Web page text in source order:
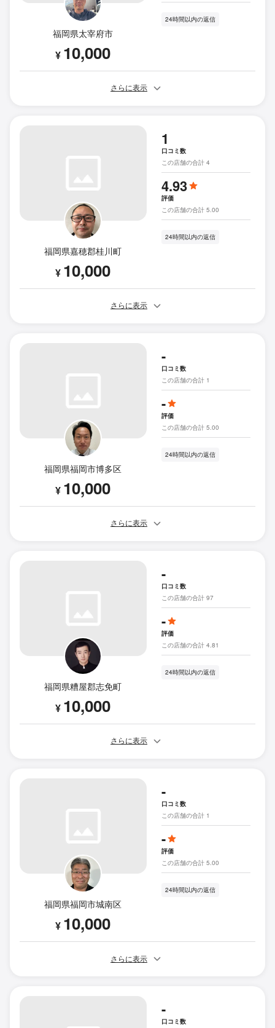
福岡県太宰府市
¥ 10,000
24時間以内の返信
さらに表示
福岡県嘉穂郡桂川町
¥ 10,000
1
口コミ数
この店舗の合計 4
4.93
評価
この店舗の合計 5.00
24時間以内の返信
さらに表示
福岡県福岡市博多区
¥ 10,000
-
口コミ数
この店舗の合計 1
-
評価
この店舗の合計 5.00
24時間以内の返信
さらに表示
福岡県糟屋郡志免町
¥ 10,000
-
口コミ数
この店舗の合計 97
-
評価
この店舗の合計 4.81
24時間以内の返信
さらに表示
福岡県福岡市城南区
¥ 10,000
-
口コミ数
この店舗の合計 1
-
評価
この店舗の合計 5.00
24時間以内の返信
さらに表示
-
口コミ数